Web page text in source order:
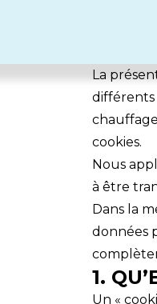
La
différents
cookies.
Nous
à être
Dans la
données
1.
Un «